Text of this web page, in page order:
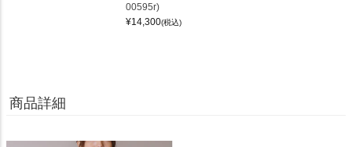
00595r)
¥14,300(税込)
商品詳細